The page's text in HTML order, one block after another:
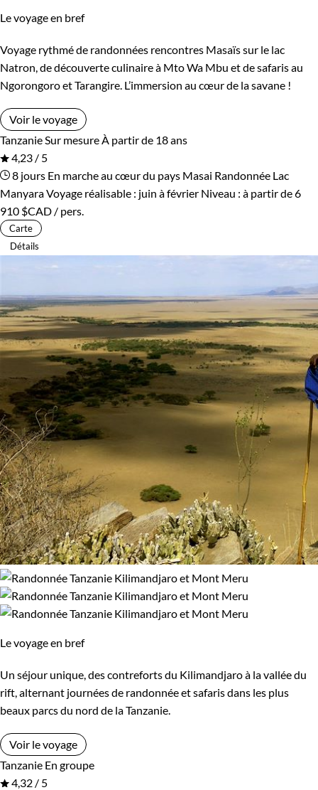
Le voyage en bref
Voyage rythmé de randonnées rencontres Masaïs sur le lac
Natron, de découverte culinaire à Mto Wa Mbu et de safaris au
Ngorongoro et Tarangire. L’immersion au cœur de la savane !
Voir le voyage
Tanzanie Sur mesure À partir de 18 ans
4,23 / 5
8 jours En marche au cœur du pays Masai Randonnée Lac
ManyaraVoyage réalisable : juin à février Niveau : à partir de6
910 $CAD / pers.
Carte
Détails
Le voyage en bref
Un séjour unique, des contreforts du Kilimandjaro à la vallée du
rift, alternant journées de randonnée et safaris dans les plus
beaux parcs du nord de la Tanzanie.
Voir le voyage
Tanzanie En groupe
4,32 / 5